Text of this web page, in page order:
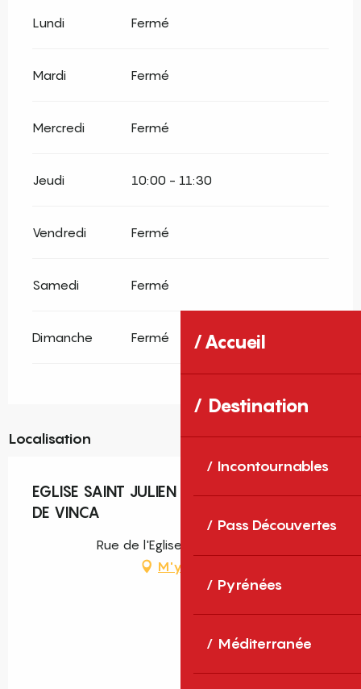
Accueil
Destination
Incontournables
Pass Découvertes
Pyrénées
Méditerranée
Lundi Fermé
Mardi Fermé
Mercredi Fermé
Jeudi 10:00 - 11:30
Vendredi Fermé
Samedi Fermé
Dimanche Fermé
Localisation
EGLISE SAINT JULIEN ET SAINTE BASELISSE
DE VINCA
Rue de l'Eglise, 66320 Vinça
M'y rendre